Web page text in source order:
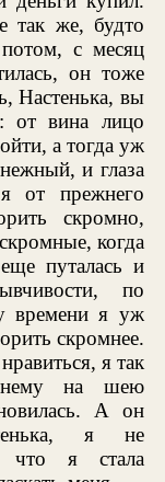
так же, будто
с месяц
он тоже
Настенька, вы
от вина лицо
а тогда уж
и глаза
от прежнего
скромно,
когда
путалась и
по
времени я уж
скромнее.
я так
нему на шею
А он
я не
что я стала